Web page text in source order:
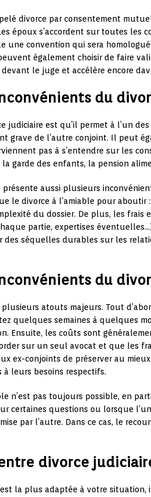
divorce par consentement
époux s’accordent sur toutes les
une convention qui sera
également choisir de faire
le juge et accélère encore
du
judiciaire est qu’il permet à l’un
grave de l’autre conjoint. Il peut
pas à s’entendre sur les
garde des enfants, la pension
aussi plusieurs
le divorce à l’amiable pour aboutir
du dossier. De plus, les frais
partie, expertises
des séquelles durables sur les
du
plusieurs atouts majeurs. Tout
quelques semaines à quelques
Ensuite, les coûts sont
sur un seul avocat et que les
ex-conjoints de préserver au
leurs besoins respectifs.
n’est pas toujours possible, en
certaines questions ou lorsque
par l’autre. Dans ce cas, le
divorce
la plus adaptée à votre situation,